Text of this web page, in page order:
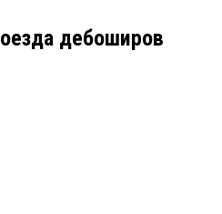
дебоширов